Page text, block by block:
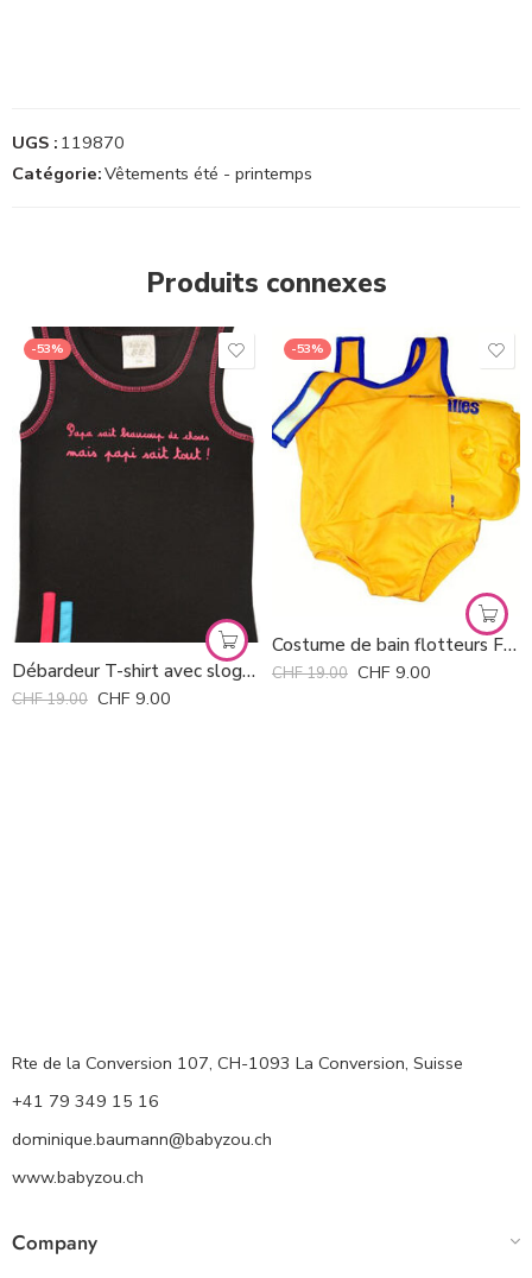
UGS : 119870
Catégorie:Vêtements été - printemps
Produits connexes
-53%
Débardeur T-shirt avec slogan Bulle de BB *
CHF19.00 CHF 9.00
-53%
Costume de bain flotteurs Floaties
CHF19.00 CHF 9.00
Rte de la Conversion 107, CH-1093 La Conversion, Suisse
+41 79 349 15 16
dominique.baumann@babyzou.ch
www.babyzou.ch
Company